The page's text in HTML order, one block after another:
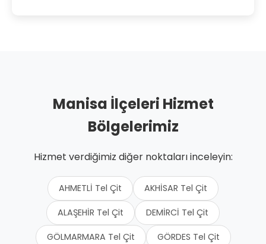
Manisa İlçeleri Hizmet
Bölgelerimiz
Hizmet verdiğimiz diğer noktaları inceleyin:
AHMETLİ Tel Çit AKHİSAR Tel Çit
ALAŞEHİR Tel Çit DEMİRCİ Tel Çit
GÖLMARMARA Tel Çit GÖRDES Tel Çit